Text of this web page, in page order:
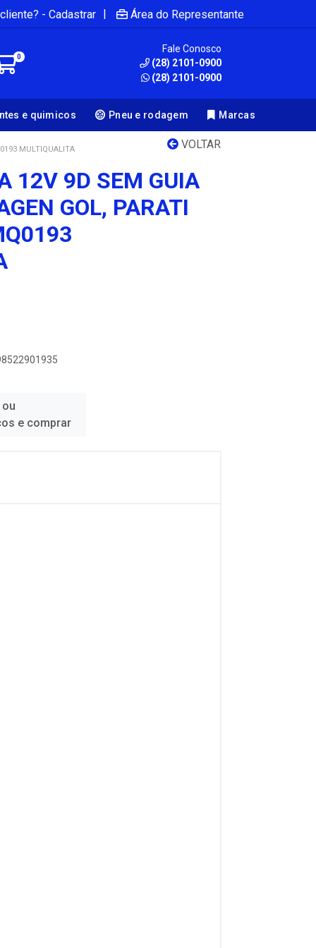
- Cadastrar | Área do Representante
0
Fale Conosco
(28) 2101-0900
(28) 2101-0900
e quimicos Pneu e rodagem Marcas
VOLTAR
MULTIQUALITA
12V 9D SEM GUIA
GOL, PARATI
e comprar